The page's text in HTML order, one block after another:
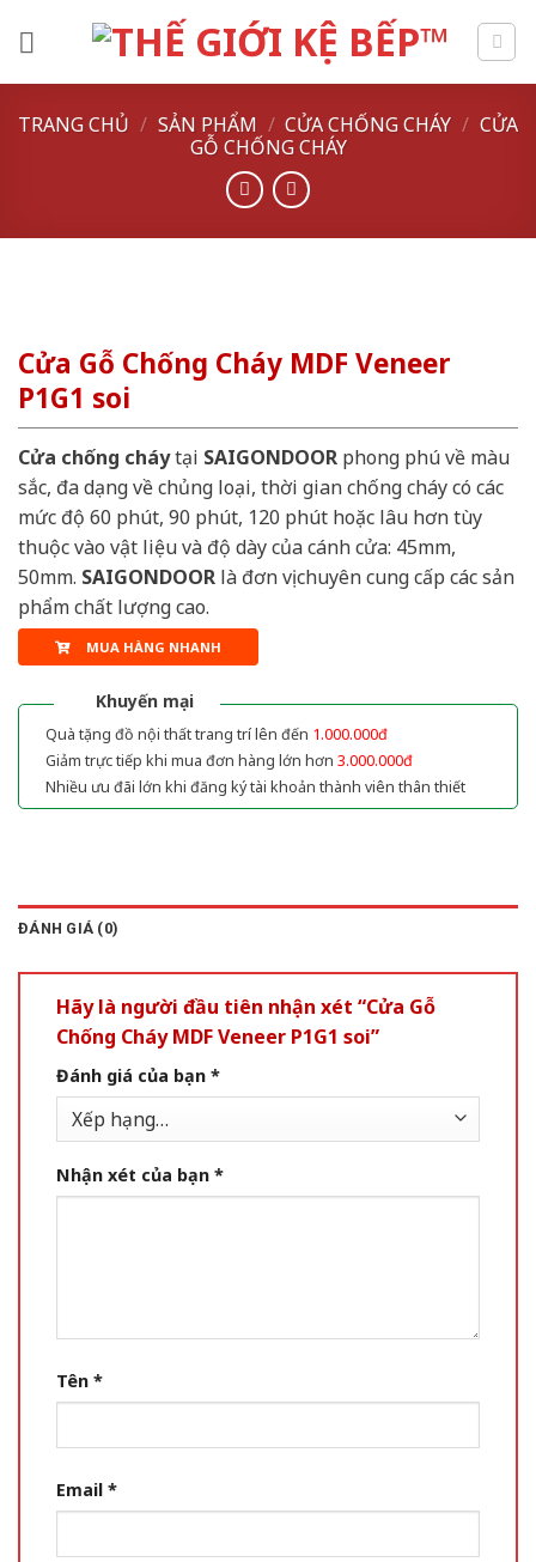
TRANG CHỦ / SẢN PHẨM / CỬA CHỐNG CHÁY / CỬA
GỖ CHỐNG CHÁY
Cửa Gỗ Chống Cháy MDF Veneer
P1G1 soi
Cửa chống cháytại SAIGONDOOR phong phú về màu
sắc, đa dạng về chủng loại, thời gian chống cháy có các
mức độ 60 phút, 90 phút, 120 phút hoặc lâu hơn tùy
thuộc vào vật liệu và độ dày của cánh cửa: 45mm,
50mm. SAIGONDOOR là đơn vị chuyên cung cấp các sản
phẩm chất lượng cao.
MUA HÀNG NHANH
Khuyến mại
Quà tặng đồ nội thất trang trí lên đến 1.000.000đ
Giảm trực tiếp khi mua đơn hàng lớn hơn 3.000.000đ
Nhiều ưu đãi lớn khi đăng ký tài khoản thành viên thân thiết
ĐÁNH GIÁ (0)
Hãy là người đầu tiên nhận xét “Cửa Gỗ
Chống Cháy MDF Veneer P1G1 soi”
Đánh giá của bạn *
Nhận xét của bạn *
Tên *
Email *